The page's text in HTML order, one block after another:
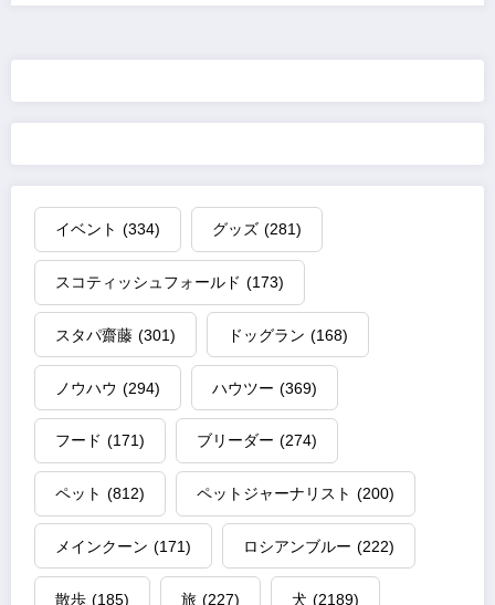
イベント (334) グッズ (281)
スコティッシュフォールド (173)
スタパ齋藤 (301) ドッグラン (168)
ノウハウ (294) ハウツー (369)
フード (171) ブリーダー (274)
ペット (812) ペットジャーナリスト (200)
メインクーン (171) ロシアンブルー (222)
散歩 (185) 旅 (227) 犬 (2189)